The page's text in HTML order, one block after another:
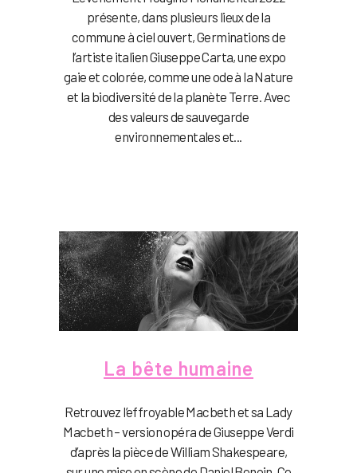
présente, dans plusieurs lieux de la
commune à ciel ouvert, Germinations de
l’artiste italien Giuseppe Carta, une expo
gaie et colorée, comme une ode à la Nature
et la biodiversité de la planète Terre. Avec
des valeurs de sauvegarde
environnementales et...
La bête humaine
Retrouvez l’effroyable Macbeth et sa Lady
Macbeth – version opéra de Giuseppe Verdi
d’après la pièce de William Shakespeare,